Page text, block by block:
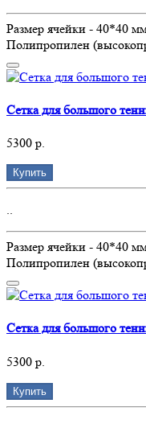
Размер ячейки - 40*40
Полипропилен
Сетка для большого
5300 р.
Купить
..
Размер ячейки - 40*40
Полипропилен
Сетка для большого
5300 р.
Купить